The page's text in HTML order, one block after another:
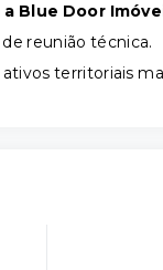
Blue Door
reunião técnica.
territoriais